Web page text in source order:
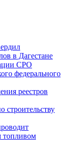
в Дагестане
СРО
федерального
реестров
строительству
топливом